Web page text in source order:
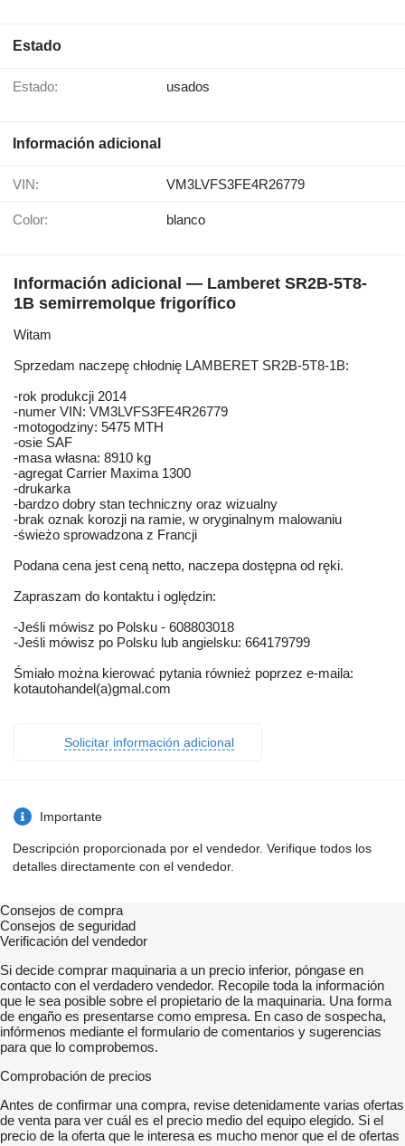
Estado
Estado: usados
Información adicional
VIN: VM3LVFS3FE4R26779
Color: blanco
Información adicional — Lamberet SR2B-5T8-
1B semirremolque frigorífico
Witam
Sprzedam naczepę chłodnię LAMBERET SR2B-5T8-1B:
-rok produkcji 2014
-numer VIN: VM3LVFS3FE4R26779
-motogodziny: 5475 MTH
-osie SAF
-masa własna: 8910 kg
-agregat Carrier Maxima 1300
-drukarka
-bardzo dobry stan techniczny oraz wizualny
-brak oznak korozji na ramie, w oryginalnym malowaniu
-świeżo sprowadzona z Francji
Podana cena jest ceną netto, naczepa dostępna od ręki.
Zapraszam do kontaktu i oględzin:
-Jeśli mówisz po Polsku - 608803018
-Jeśli mówisz po Polsku lub angielsku: 664179799
Śmiało można kierować pytania również poprzez e-maila:
kotautohandel(a)gmal.com
Solicitar información adicional
Importante
Descripción proporcionada por el vendedor. Verifique todos los
detalles directamente con el vendedor.
Consejos de compra
Consejos de seguridad
Verificación del vendedor
Si decide comprar maquinaria a un precio inferior, póngase en
contacto con el verdadero vendedor. Recopile toda la información
que le sea posible sobre el propietario de la maquinaria. Una forma
de engaño es presentarse como empresa. En caso de sospecha,
infórmenos mediante el formulario de comentarios y sugerencias
para que lo comprobemos.
Comprobación de precios
Antes de confirmar una compra, revise detenidamente varias ofertas
de venta para ver cuál es el precio medio del equipo elegido. Si el
precio de la oferta que le interesa es mucho menor que el de ofertas